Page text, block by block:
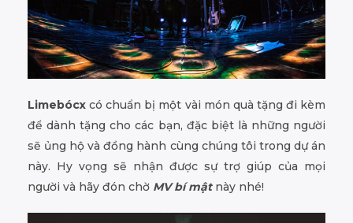
Limebócx có chuẩn bị một vài món quà tặng đi kèm
để dành tặng cho các bạn, đặc biệt là những người
sẽ ủng hộ và đồng hành cùng chúng tôi trong dự án
này. Hy vọng sẽ nhận được sự trợ giúp của mọi
người và hãy đón chờ MV bí mậtnày nhé!